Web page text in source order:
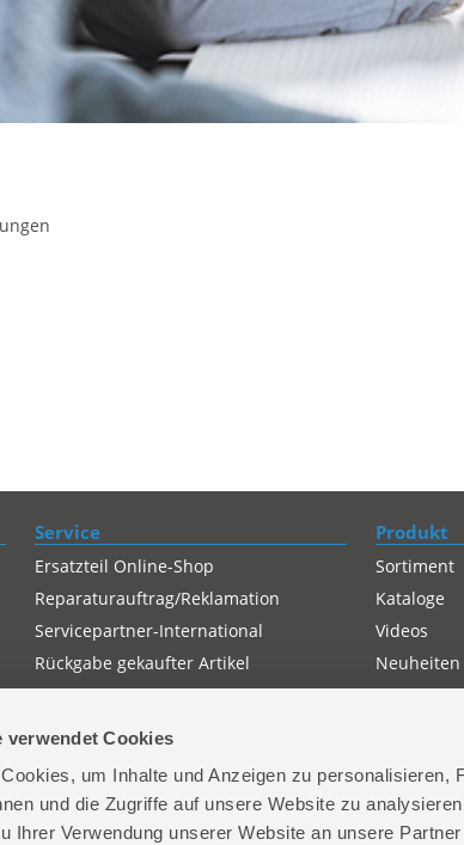
verwendet Cookies
um Inhalte und Anzeigen zu personalisieren,
und die Zugriffe auf unsere Website zu
Ihrer Verwendung unserer Website an unsere
Service
Ersatzteil Online-Shop
Reparaturauftrag/Reklamation
Servicepartner-International
Rückgabe gekaufter Artikel
Produkt
Sortiment
Kataloge
Videos
Neuheiten